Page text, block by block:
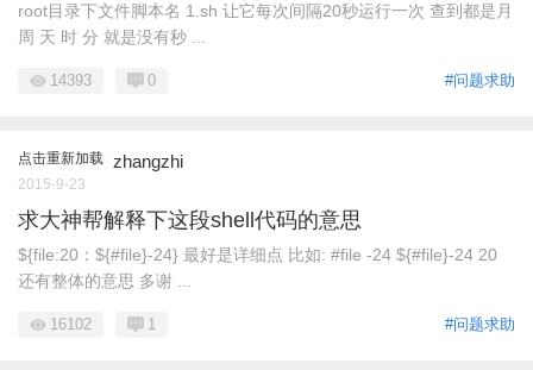
root目录下文件脚本名 1.sh 让它每次间隔20秒运行一次 查到都是月
周 天 时 分 就是没有秒 ...
#问题求助
14393 0
点击重新加载 zhangzhi
2015-9-23
求大神帮解释下这段shell代码的意思
${file:20：${#file}-24} 最好是详细点 比如: #file -24 ${#file}-24 20
还有整体的意思 多谢 ...
#问题求助
16102 1